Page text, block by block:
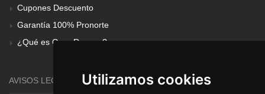
Utilizamos cookies
Cupones Descuento
Garantía 100% Pronorte
¿Qué es Gear Renove?
AVISOS LEGALES